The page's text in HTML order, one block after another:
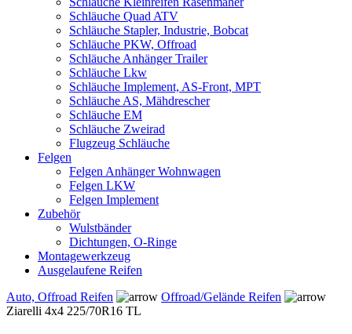
Schläuche Quad ATV
Schläuche Stapler, Industrie, Bobcat
Schläuche PKW, Offroad
Schläuche Anhänger Trailer
Schläuche Lkw
Schläuche Implement, AS-Front, MPT
Schläuche AS, Mähdrescher
Schläuche EM
Schläuche Zweirad
Flugzeug Schläuche
Felgen
Felgen Anhänger Wohnwagen
Felgen LKW
Felgen Implement
Zubehör
Wulstbänder
Dichtungen, O-Ringe
Montagewerkzeug
Ausgelaufene Reifen
Auto, Offroad Reifen
Offroad/Gelände Reifen
Ziarelli 4x4 225/70R16 TL